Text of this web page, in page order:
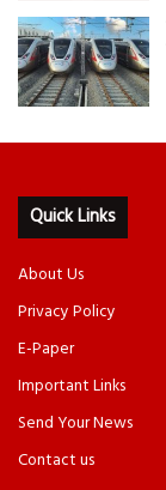
Quick Links
About Us
Privacy Policy
E-Paper
Important Links
Send Your News
Contact us